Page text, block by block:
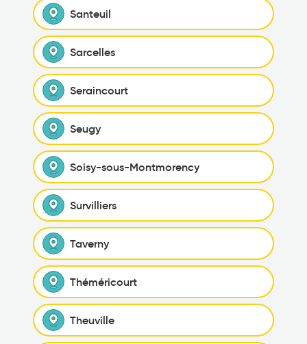
Santeuil
Sarcelles
Seraincourt
Seugy
Soisy-sous-Montmorency
Survilliers
Taverny
Théméricourt
Theuville